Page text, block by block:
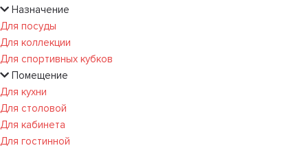
Назначение
Для посуды
Для коллекции
Для спортивных кубков
Помещение
Для кухни
Для столовой
Для кабинета
Для гостинной